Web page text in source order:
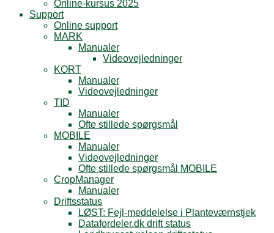
Online-kursus 2025
Support
Online support
MARK
Manualer
Videovejledninger
KORT
Manualer
Videovejledninger
TID
Manualer
Ofte stillede spørgsmål
MOBILE
Manualer
Videovejledninger
Ofte stillede spørgsmål MOBILE
CropManager
Manualer
Driftsstatus
LØST: Fejl-meddelelse i Planteværnstjek
Datafordeler.dk drift status